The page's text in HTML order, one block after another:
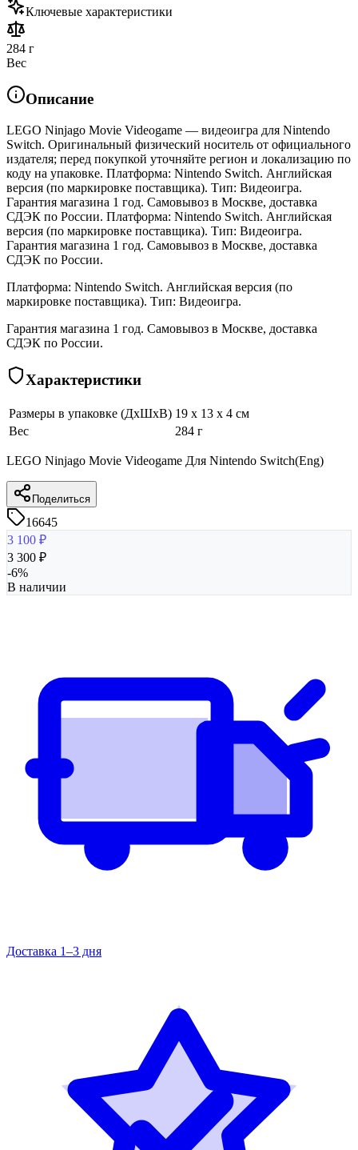
Ключевые характеристики
284 г
Вес
Описание
LEGO Ninjago Movie Videogame — видеоигра для Nintendo
Switch. Оригинальный физический носитель от официального
издателя; перед покупкой уточняйте регион и локализацию по
коду на упаковке. Платформа: Nintendo Switch. Английская
версия (по маркировке поставщика). Тип: Видеоигра.
Гарантия магазина 1 год. Самовывоз в Москве, доставка
СДЭК по России. Платформа: Nintendo Switch. Английская
версия (по маркировке поставщика). Тип: Видеоигра.
Гарантия магазина 1 год. Самовывоз в Москве, доставка
СДЭК по России.
Платформа: Nintendo Switch. Английская версия (по
маркировке поставщика). Тип: Видеоигра.
Гарантия магазина 1 год. Самовывоз в Москве, доставка
СДЭК по России.
Характеристики
Размеры в упаковке (ДхШхВ) 19 x 13 x 4 см
Вес
284 г
LEGO Ninjago Movie Videogame Для Nintendo Switch(Eng)
Поделиться
16645
3 100 ₽
3 300 ₽
-6%
В наличии
Доставка 1–3 дня